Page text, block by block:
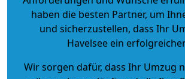
haben die besten Partner, um
und sicherzustellen, dass Ihr
Havelsee ein
Wir sorgen dafür, dass Ihr Umzug